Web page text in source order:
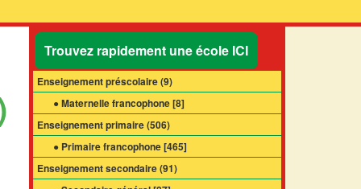
Trouvez rapidement une école ICI
Enseignement préscolaire (9)
● Maternelle francophone [8]
Enseignement primaire (506)
● Primaire francophone [465]
Enseignement secondaire (91)